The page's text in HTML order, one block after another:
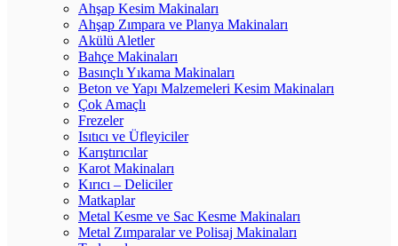
Ahşap Kesim Makinaları
Ahşap Zımpara ve Planya Makinaları
Akülü Aletler
Bahçe Makinaları
Basınçlı Yıkama Makinaları
Beton ve Yapı Malzemeleri Kesim Makinaları
Çok Amaçlı
Frezeler
Isıtıcı ve Üfleyiciler
Karıştırıcılar
Karot Makinaları
Kırıcı – Deliciler
Matkaplar
Metal Kesme ve Sac Kesme Makinaları
Metal Zımparalar ve Polisaj Makinaları